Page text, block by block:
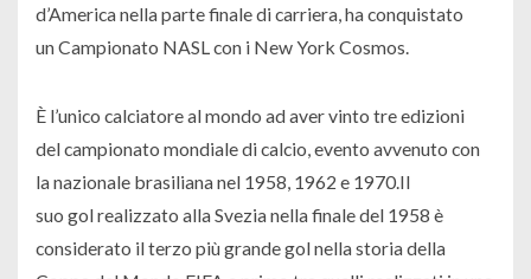
d’America nella parte finale di carriera, ha conquistato
un Campionato NASL con i New York Cosmos.
È l’unico calciatore al mondo ad aver vinto tre edizioni
del campionato mondiale di calcio, evento avvenuto con
la nazionale brasiliana nel 1958, 1962 e 1970.Il
suo gol realizzato alla Svezia nella finale del 1958 è
considerato il terzo più grande gol nella storia della